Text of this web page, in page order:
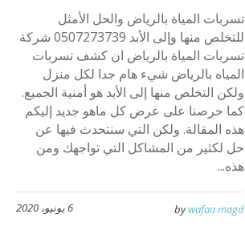
تسربات المياة بالرياض والحل الأمثل
للتخلص منها وإلى الأبد 0507273739 شركة
تسربات المياة بالرياض ان كشف تسربات
المياه بالرياض شيء هام جدا لكل منزل
ولكن التخلص منها إلى الأبد هو أمنية الجميع.
كما حرصنا على عرض كل ماهو جديد إليكم
هذه المقالة. ولكن التي سنتحدث فيها عن
حل لكثير من المشاكل التي تواجهك ومن
هذه...
6 يونيو، 2020 bywafaa magd